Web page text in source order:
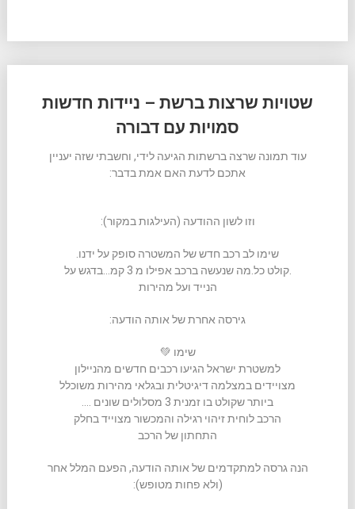
שטויות שרצות ברשת – ניידות חדשות
סמויות עם דבורה
עוד תמונה שרצה ברשתות הגיעה לידי, וחשבתי שזה יעניין
אתכם לדעת האם אמת בדבר:
וזו לשון ההודעה (העילגות במקור):
שימו לב רכב חדש של המשטרה סופק על ידנו.
.קולט כל.מה שנעשה ברכב אפילו מ 3 קמ…בדגש על
הנייד ועל מהירות
גירסה אחרת של אותה הודעה:
שימו 💚
למשטרת ישראל הגיעו רכבים חדשים מהניילון
מצויידים במצלמה דיגיטלית ובגלאי מהירות משוכלל
ביותר שקולט בו זמנית 3 מסלולים שונים ….
הרכב לוחית זיהוי רגילה והמכשור מצוייד בחלק
התחתון של הרכב
הנה גרסה למתקדמים של אותה הודעה, הפעם המלל אחר
(ולא פחות מטופש):